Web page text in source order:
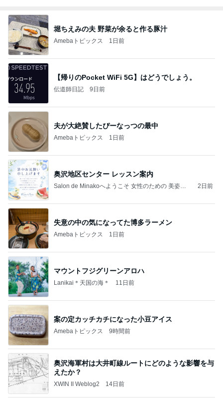
堀ちえみの夫 野菜が余ると作る豚汁
Amebaトピックス 1日前
【帰りのPocket WiFi 5G】はどうでしょう。
伝道師日記 9日前
夫が大絶賛したぴーなっつの最中
Amebaトピックス 1日前
奥沢地区センター レッスン案内
Salon de Minakoへようこそ 女性のための 美姿勢
2日前
失意の中の気になってた博多ラーメン
Amebaトピックス 1日前
マウントフジグリーンアロハ
Lanikai＊天国の海＊ 11日前
案の定カッチカチになった小豆アイス
Amebaトピックス 9時間前
奥沢海軍村は大井町線ルートにどのような影響を与
えたか？
XWIN II Weblog2 14日前